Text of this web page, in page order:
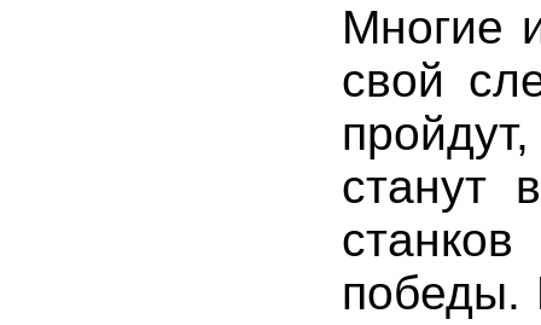
Многие
свой
станут
победы.